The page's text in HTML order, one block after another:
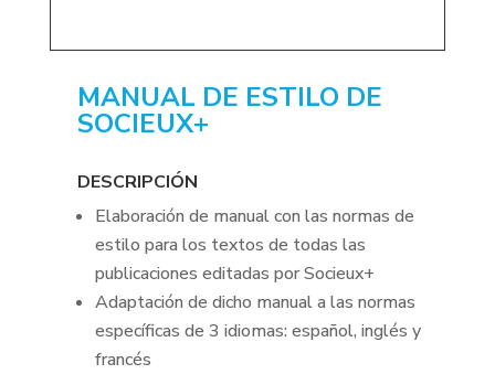
MANUAL DE ESTILO DE
SOCIEUX+
DESCRIPCIÓN
Elaboración de manual con las normas de
estilo para los textos de todas las
publicaciones editadas por Socieux+
Adaptación de dicho manual a las normas
específicas de 3 idiomas: español, inglés y
francés